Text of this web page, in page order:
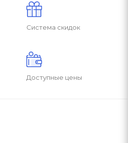
Система скидок
Доступные цены